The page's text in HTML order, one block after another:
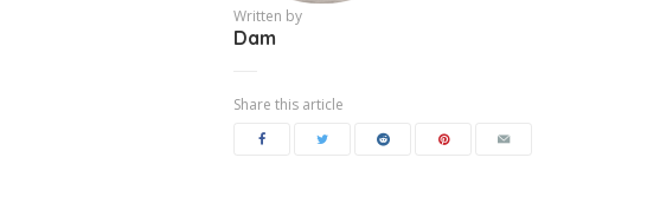
Written by
Dam
Share this article